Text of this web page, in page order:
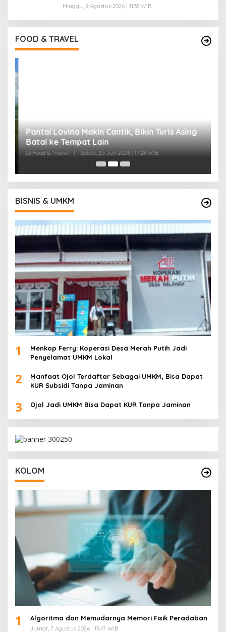
Minggu, 9 Agustus 2026 | 11:38 WIB
FOOD & TRAVEL
Pantai Lovina Makin Cantik, Bikin Turis Asing
Batal ke Tempat Lain
Di Food & Travel Sabtu, 25 Juli 2026 | 17:28 WIB
BISNIS & UMKM
1
Menkop Ferry: Koperasi Desa Merah Putih Jadi
Penyelamat UMKM Lokal
2
Manfaat Ojol Terdaftar Sebagai UMKM, Bisa Dapat
KUR Subsidi Tanpa Jaminan
3 Ojol Jadi UMKM Bisa Dapat KUR Tanpa Jaminan
KOLOM
1 Algoritma dan Memudarnya Memori Fisik Peradaban
Jumat, 7 Agustus 2026 | 13:47 WIB